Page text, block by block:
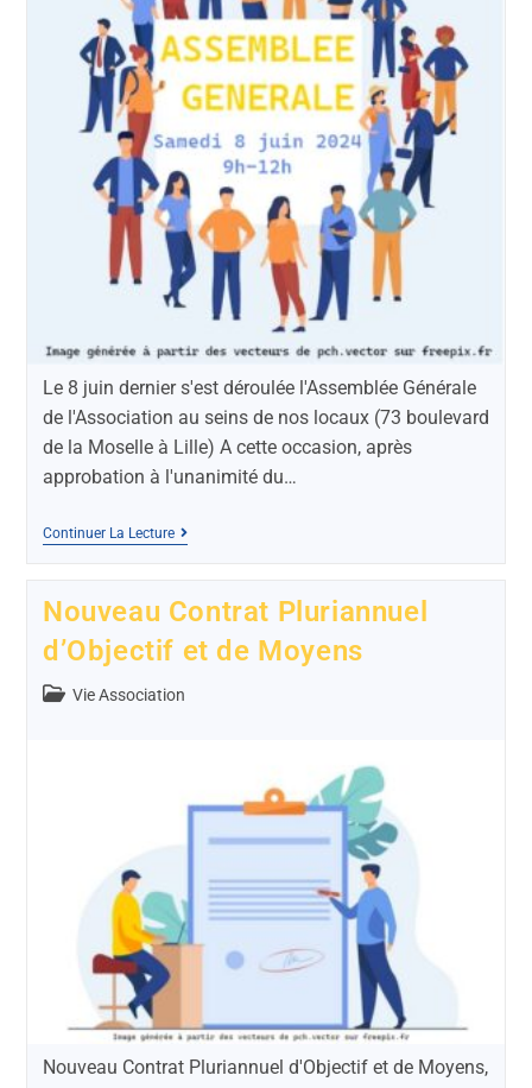
Le 8 juin dernier s'est déroulée l'Assemblée Générale
de l'Association au seins de nos locaux (73 boulevard
de la Moselle à Lille) A cette occasion, après
approbation à l'unanimité du…
Continuer La Lecture
Nouveau Contrat Pluriannuel
d’Objectif et de Moyens
Vie Association
Nouveau Contrat Pluriannuel d'Objectif et de Moyens,